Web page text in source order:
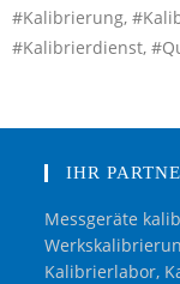
#Kalibrierung,
#Kalibrierdienst,
IHR
Messgeräte
Kalibrierlabor,